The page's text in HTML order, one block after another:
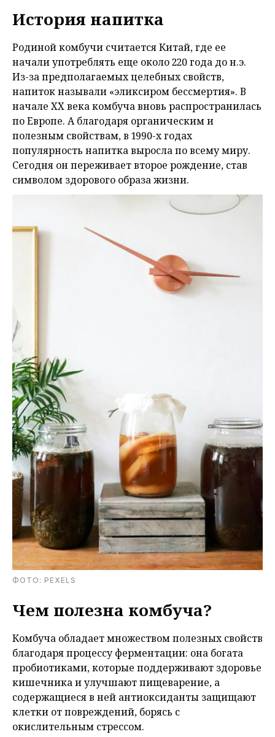
История напитка
Родиной комбучи считается Китай, где ее
начали употреблять еще около 220 года до н.э.
Из-за предполагаемых целебных свойств,
напиток называли «эликсиром бессмертия». В
начале XX века комбуча вновь распространилась
по Европе. А благодаря органическим и
полезным свойствам, в 1990-х годах
популярность напитка выросла по всему миру.
Сегодня он переживает второе рождение, став
символом здорового образа жизни.
ФОТО: PEXELS
Чем полезна комбуча?
Комбуча обладает множеством полезных свойств
благодаря процессу ферментации: она богата
пробиотиками, которые поддерживают здоровье
кишечника и улучшают пищеварение, а
содержащиеся в ней антиоксиданты защищают
клетки от повреждений, борясь с
окислительным стрессом.